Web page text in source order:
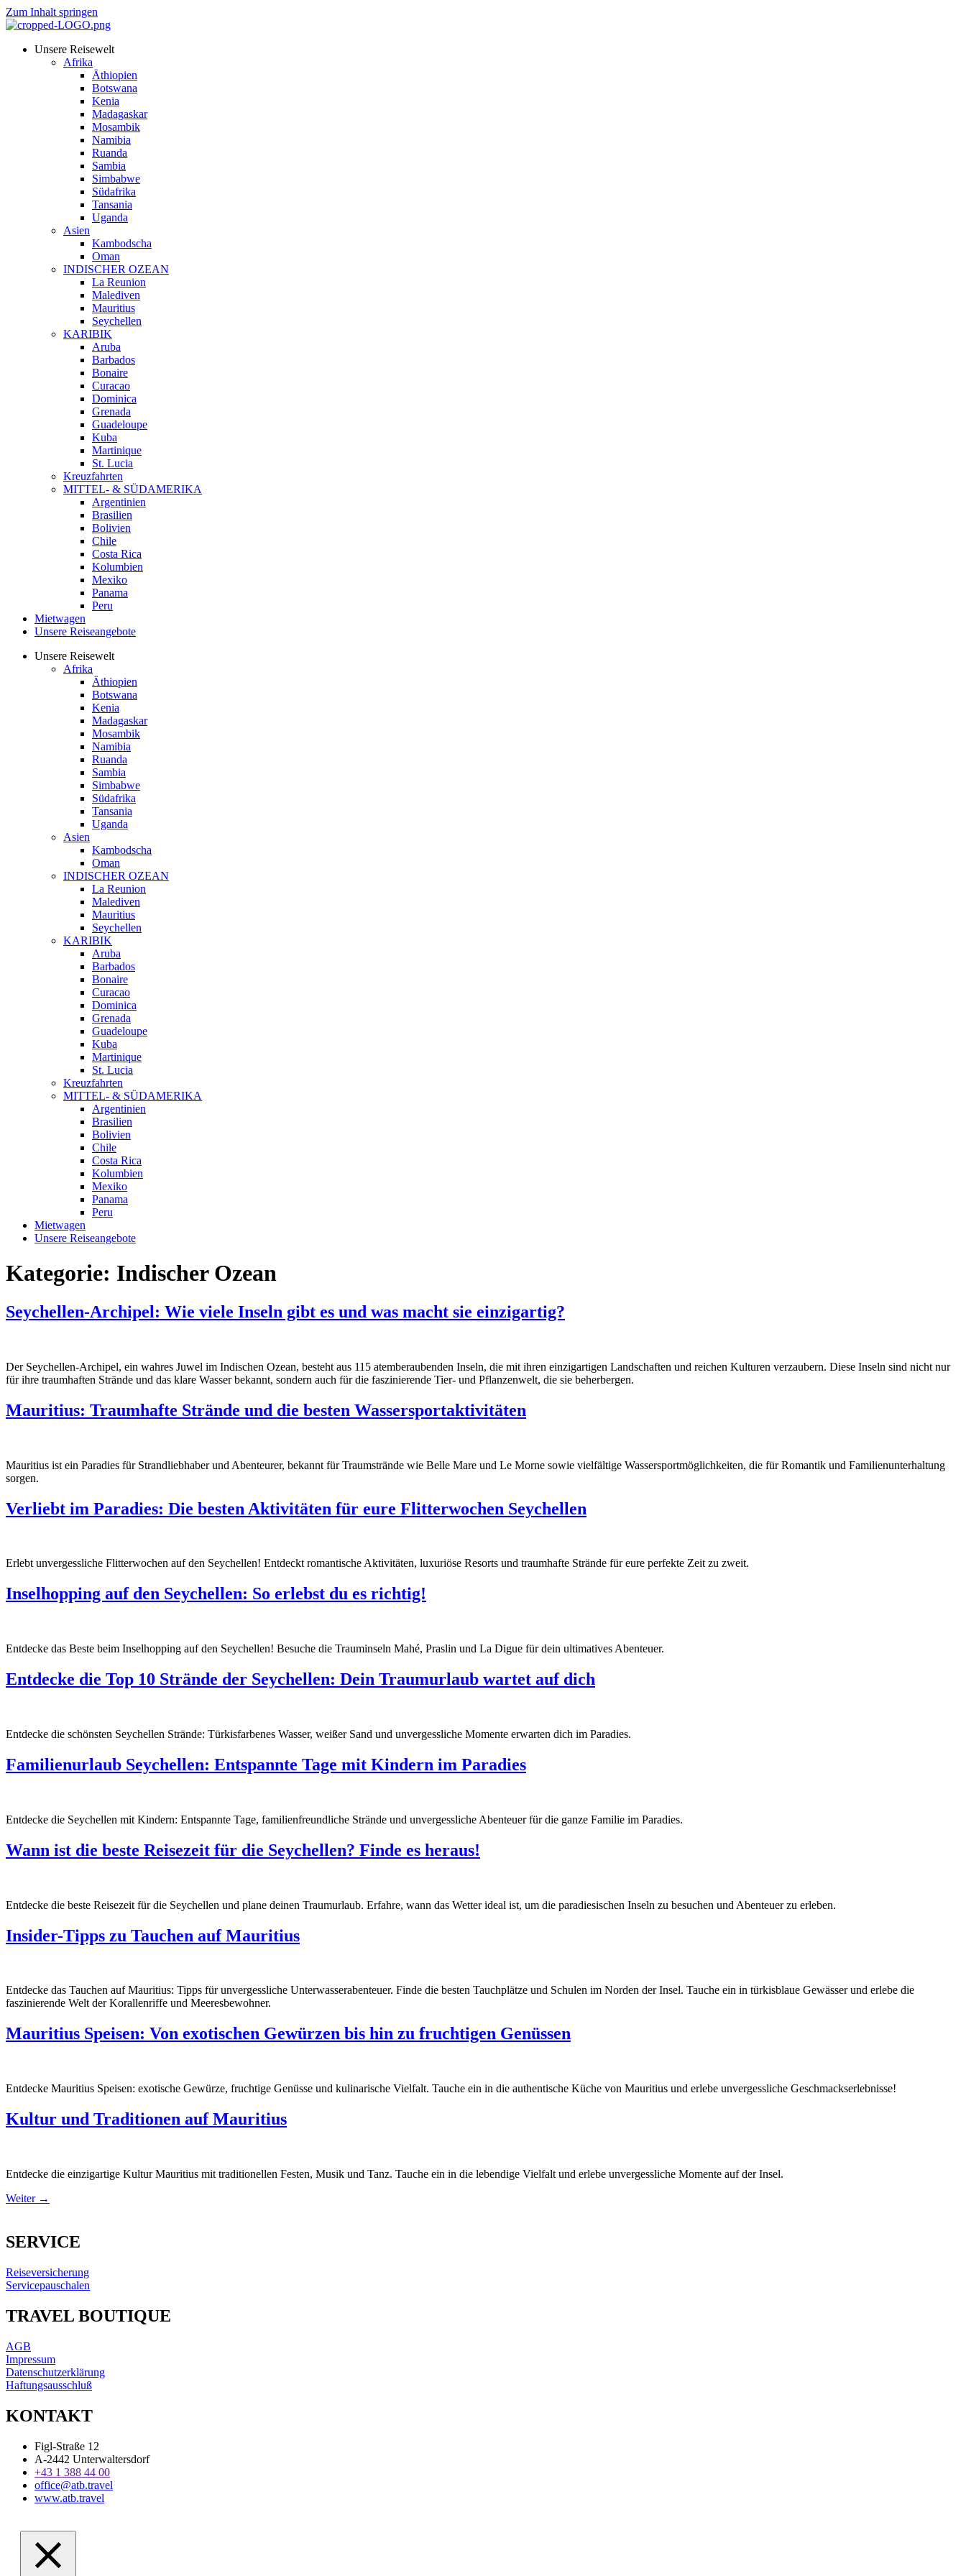
Zum Inhalt springen
Unsere Reisewelt
Afrika
Äthiopien
Botswana
Kenia
Madagaskar
Mosambik
Namibia
Ruanda
Sambia
Simbabwe
Südafrika
Tansania
Uganda
Asien
Kambodscha
Oman
INDISCHER OZEAN
La Reunion
Malediven
Mauritius
Seychellen
KARIBIK
Aruba
Barbados
Bonaire
Curacao
Dominica
Grenada
Guadeloupe
Kuba
Martinique
St. Lucia
Kreuzfahrten
MITTEL- & SÜDAMERIKA
Argentinien
Brasilien
Bolivien
Chile
Costa Rica
Kolumbien
Mexiko
Panama
Peru
Mietwagen
Unsere Reiseangebote
Unsere Reisewelt
Afrika
Äthiopien
Botswana
Kenia
Madagaskar
Mosambik
Namibia
Ruanda
Sambia
Simbabwe
Südafrika
Tansania
Uganda
Asien
Kambodscha
Oman
INDISCHER OZEAN
La Reunion
Malediven
Mauritius
Seychellen
KARIBIK
Aruba
Barbados
Bonaire
Curacao
Dominica
Grenada
Guadeloupe
Kuba
Martinique
St. Lucia
Kreuzfahrten
MITTEL- & SÜDAMERIKA
Argentinien
Brasilien
Bolivien
Chile
Costa Rica
Kolumbien
Mexiko
Panama
Peru
Mietwagen
Unsere Reiseangebote
Kategorie: Indischer Ozean
Seychellen-Archipel: Wie viele Inseln gibt es und was macht sie einzigartig?
Der Seychellen-Archipel, ein wahres Juwel im Indischen Ozean, besteht aus 115 atemberaubenden Inseln, die mit ihren einzigartigen Landschaften und reichen Kulturen verzaubern. Diese Inseln sind nicht nur
für ihre traumhaften Strände und das klare Wasser bekannt, sondern auch für die faszinierende Tier- und Pflanzenwelt, die sie beherbergen.
Mauritius: Traumhafte Strände und die besten Wassersportaktivitäten
Mauritius ist ein Paradies für Strandliebhaber und Abenteurer, bekannt für Traumstrände wie Belle Mare und Le Morne sowie vielfältige Wassersportmöglichkeiten, die für Romantik und Familienunterhaltung
sorgen.
Verliebt im Paradies: Die besten Aktivitäten für eure Flitterwochen Seychellen
Erlebt unvergessliche Flitterwochen auf den Seychellen! Entdeckt romantische Aktivitäten, luxuriöse Resorts und traumhafte Strände für eure perfekte Zeit zu zweit.
Inselhopping auf den Seychellen: So erlebst du es richtig!
Entdecke das Beste beim Inselhopping auf den Seychellen! Besuche die Trauminseln Mahé, Praslin und La Digue für dein ultimatives Abenteuer.
Entdecke die Top 10 Strände der Seychellen: Dein Traumurlaub wartet auf dich
Entdecke die schönsten Seychellen Strände: Türkisfarbenes Wasser, weißer Sand und unvergessliche Momente erwarten dich im Paradies.
Familienurlaub Seychellen: Entspannte Tage mit Kindern im Paradies
Entdecke die Seychellen mit Kindern: Entspannte Tage, familienfreundliche Strände und unvergessliche Abenteuer für die ganze Familie im Paradies.
Wann ist die beste Reisezeit für die Seychellen? Finde es heraus!
Entdecke die beste Reisezeit für die Seychellen und plane deinen Traumurlaub. Erfahre, wann das Wetter ideal ist, um die paradiesischen Inseln zu besuchen und Abenteuer zu erleben.
Insider-Tipps zu Tauchen auf Mauritius
Entdecke das Tauchen auf Mauritius: Tipps für unvergessliche Unterwasserabenteuer. Finde die besten Tauchplätze und Schulen im Norden der Insel. Tauche ein in türkisblaue Gewässer und erlebe die
faszinierende Welt der Korallenriffe und Meeresbewohner.
Mauritius Speisen: Von exotischen Gewürzen bis hin zu fruchtigen Genüssen
Entdecke Mauritius Speisen: exotische Gewürze, fruchtige Genüsse und kulinarische Vielfalt. Tauche ein in die authentische Küche von Mauritius und erlebe unvergessliche Geschmackserlebnisse!
Kultur und Traditionen auf Mauritius
Entdecke die einzigartige Kultur Mauritius mit traditionellen Festen, Musik und Tanz. Tauche ein in die lebendige Vielfalt und erlebe unvergessliche Momente auf der Insel.
Weiter →
SERVICE
Reiseversicherung
Servicepauschalen
TRAVEL BOUTIQUE
AGB
Impressum
Datenschutzerklärung
Haftungsausschluß
KONTAKT
Figl-Straße 12
A-2442 Unterwaltersdorf
+43 1 388 44 00
office@atb.travel
www.atb.travel